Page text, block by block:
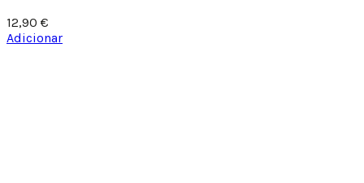
12,90 €
Adicionar